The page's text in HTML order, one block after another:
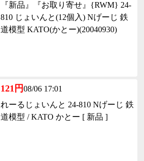
『新品』『お取り寄せ』{RWM} 24-
810 じょいんと(12個入) Nげーじ 鉄
道模型 KATO(かとー)(20040930)
121円08/06 17:01
れーるじょいんと 24-810 Nげーじ 鉄
道模型 / KATO かとー [ 新品 ]